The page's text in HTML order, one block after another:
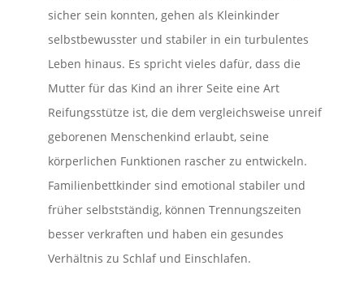
sicher sein konnten, gehen als Kleinkinder
selbstbewusster und stabiler in ein turbulentes
Leben hinaus. Es spricht vieles dafür, dass die
Mutter für das Kind an ihrer Seite eine Art
Reifungsstütze ist, die dem vergleichsweise unreif
geborenen Menschenkind erlaubt, seine
körperlichen Funktionen rascher zu entwickeln.
Familienbettkinder sind emotional stabiler und
früher selbstständig, können Trennungszeiten
besser verkraften und haben ein gesundes
Verhältnis zu Schlaf und Einschlafen.